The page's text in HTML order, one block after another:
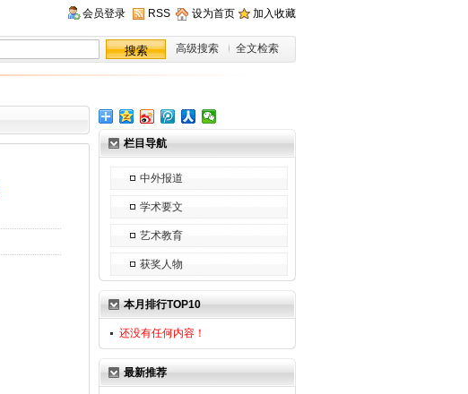
会员登录 RSS 设为首页 加入收藏
高级搜索 全文检索
栏目导航
中外报道
学术要文
艺术教育
获奖人物
本月排行TOP10
还没有任何内容！
最新推荐